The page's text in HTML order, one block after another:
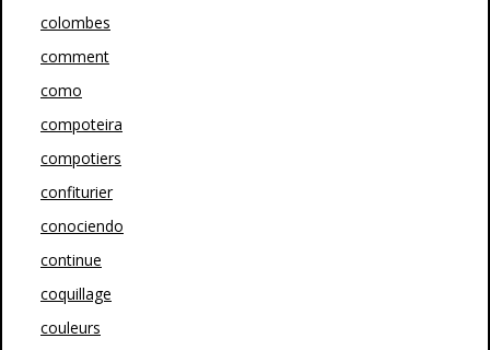
colombes
comment
como
compoteira
compotiers
confiturier
conociendo
continue
coquillage
couleurs